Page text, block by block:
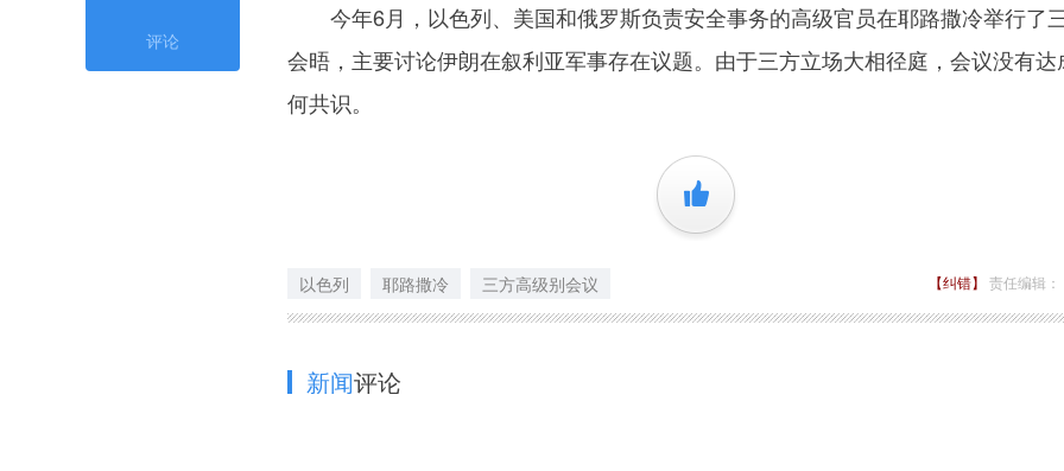
评论
今年6月，以色列、美国和俄罗斯负责安全事务的高级官员在耶路撒冷举行了
会晤，主要讨论伊朗在叙利亚军事存在议题。由于三方立场大相径庭，会议没有达
何共识。
+1
以色列 耶路撒冷 三方高级别会议 【纠错】 责任编辑
新闻评论